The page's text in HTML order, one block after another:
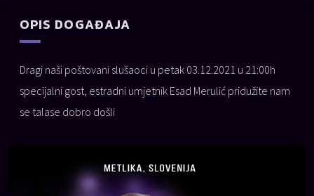
OPIS DOGAĐAJA
Dragi naši poštovani slušaoci u petak 03.12.2021 u 21:00h
specijalni gost, estradni umjetnik Esad Merulić pridužite nam
se talase dobro došli